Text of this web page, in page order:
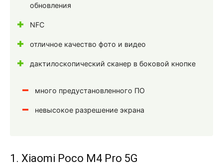
обновления
NFC
отличное качество фото и видео
дактилоскопический сканер в боковой кнопке
много предустановленного ПО
невысокое разрешение экрана
1. Xiaomi Poco M4 Pro 5G